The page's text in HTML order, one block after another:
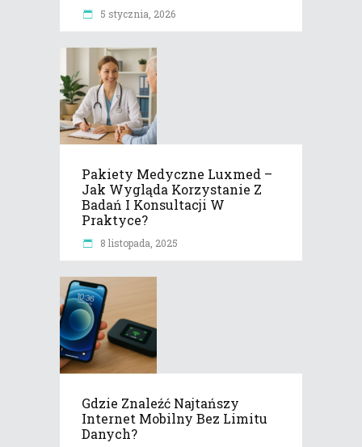
5 stycznia, 2026
Pakiety Medyczne Luxmed –
Jak Wygląda Korzystanie Z
Badań I Konsultacji W
Praktyce?
8 listopada, 2025
Gdzie Znaleźć Najtańszy
Internet Mobilny Bez Limitu
Danych?